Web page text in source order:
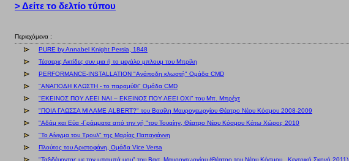
> Δείτε το δελτίο τύπου
Περιεχόμενα :
PURE by Annabel Knight Persia, 1848
Τέσσερις Ακτίδες συν μια ή το μεγάλο μπλουμ του Μπρίλη
PERFORMANCE-INSTALLATION "Ανάποδη κλωστή" Ομάδα CMD
"ΑΝΑΠΟΔΗ ΚΛΩΣΤΗ - το παραμύθι" Ομάδα CMD
"ΕΚΕΙΝΟΣ ΠΟΥ ΛΕΕΙ ΝΑΙ – ΕΚΕΙΝΟΣ ΠΟΥ ΛΕΕΙ ΟΧΙ" του Μπ. Μπρέχτ
"ΠΟΙΑ ΓΛΩΣΣΑ ΜΙΛΑΜΕ ALBERT?" του Βασίλη Μαυρογεωργίου Θέατρο Νέου Κόσμου 2008-2009
"Αδάμ και Εύα -Γράμματα από την γή "του Τουαίην, Θέατρο Νέου Κόσμου Κάτω Χώρος 2010
"Το Αίνιγμα του Τρουλ" της Μαρίας Παπαγιάννη
Πλούτος του Αριστοφάνη, Ομάδα Vice Versa
"Ταξιδέυοντας με τον μπαμπά μου" του Βασ. Μαυρογεωργίου (Θέατρο του Νέου Κόσμου , Κεντρική Σκηνή 2011)